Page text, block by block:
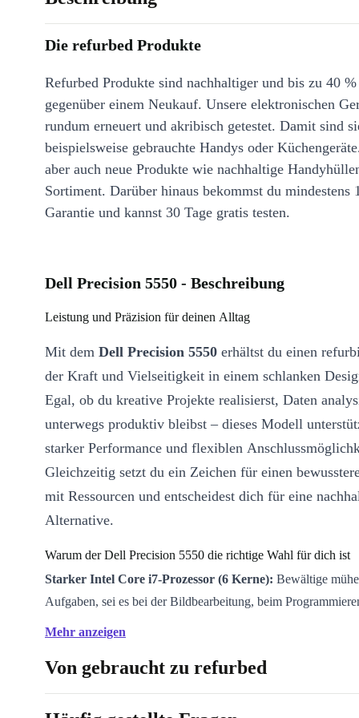
Die refurbed Produkte
Refurbed Produkte sind nachhaltiger und bis zu 40
gegenüber einem Neukauf. Unsere elektronischen
rundum erneuert und akribisch getestet. Damit sind
beispielsweise gebrauchte Handys oder
aber auch neue Produkte wie nachhaltige
Sortiment. Darüber hinaus bekommst du mindestens
Garantie und kannst 30 Tage gratis testen.
Dell Precision 5550 - Beschreibung
Leistung und Präzision für deinen Alltag
Mit dem Dell Precision 5550 erhältst du einen
der Kraft und Vielseitigkeit in einem schlanken
Egal, ob du kreative Projekte realisierst, Daten
unterwegs produktiv bleibst – dieses Modell
starker Performance und flexiblen
Gleichzeitig setzt du ein Zeichen für einen
mit Ressourcen und entscheidest dich für eine
Alternative.
Warum der Dell Precision 5550 die richtige Wahl für dich ist
Starker Intel Core i7-Prozessor (6 Kerne): Bewältige
Aufgaben, sei es bei der Bildbearbeitung, beim
Multitasking.
perfekt für Präsentationen, kreatives Arbeiten oder entspanntes
zwischendurch.
Professionell refurbished:Du bekommst ein professionell
Mehr anzeigen
Von gebraucht zu refurbed